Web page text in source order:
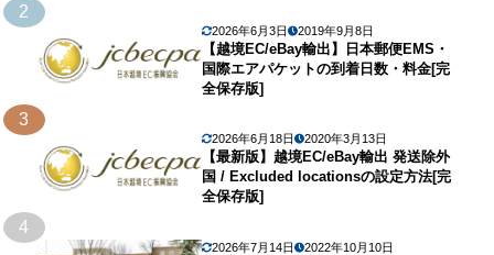
2
2026年6月3日 2019年9月8日
【越境EC/eBay輸出】日本郵便EMS・
国際エアパケットの到着日数・料金[完
全保存版]
3
2026年6月18日 2020年3月13日
【最新版】越境EC/eBay輸出 発送除外
国 / Excluded locationsの設定方法[完
全保存版]
4
2026年7月14日 2022年10月10日